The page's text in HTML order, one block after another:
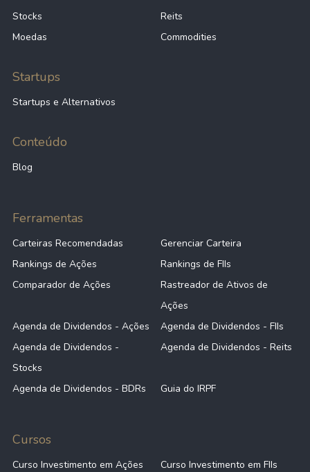
Stocks
Reits
Moedas
Commodities
Startups
Startups e Alternativos
Conteúdo
Blog
Ferramentas
Carteiras Recomendadas
Gerenciar Carteira
Rankings de Ações
Rankings de FIIs
Comparador de Ações
Rastreador de Ativos de
Ações
Agenda de Dividendos - Ações
Agenda de Dividendos - FIIs
Agenda de Dividendos -
Stocks
Agenda de Dividendos - Reits
Agenda de Dividendos - BDRs Guia do IRPF
Cursos
Curso Investimento em Ações
Curso Investimento em FIIs